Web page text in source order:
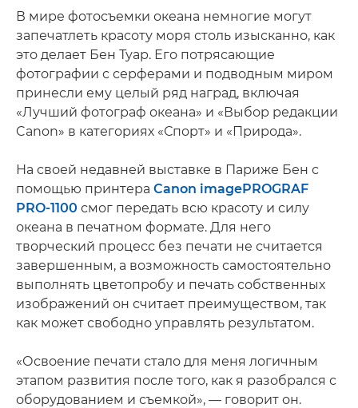
В мире фотосъемки океана немногие могут
запечатлеть красоту моря столь изысканно, как
это делает Бен Туар. Его потрясающие
фотографии с серферами и подводным миром
принесли ему целый ряд наград, включая
«Лучший фотограф океана» и «Выбор редакции
Canon» в категориях «Спорт» и «Природа».
На своей недавней выставке в Париже Бен с
помощью принтера Canon imagePROGRAF
PRO-1100 смог передать всю красоту и силу
океана в печатном формате. Для него
творческий процесс без печати не считается
завершенным, а возможность самостоятельно
выполнять цветопробу и печать собственных
изображений он считает преимуществом, так
как может свободно управлять результатом.
«Освоение печати стало для меня логичным
этапом развития после того, как я разобрался с
оборудованием и съемкой», — говорит он.